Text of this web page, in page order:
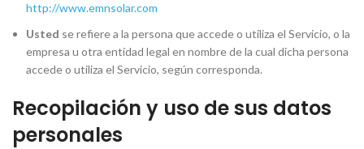
http://www.emnsolar.com
Usted se refiere a la persona que accede o utiliza el Servicio, o la
empresa u otra entidad legal en nombre de la cual dicha persona
accede o utiliza el Servicio, según corresponda.
Recopilación y uso de sus datos
personales